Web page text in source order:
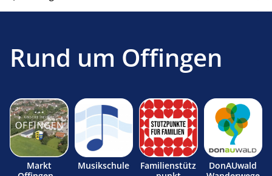
Rund um Offingen
Markt
Musikschule
Familienstütz
DonAUwald